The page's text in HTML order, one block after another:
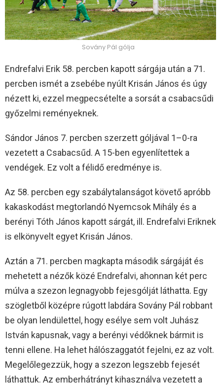
Sovány Pál gólja
Endrefalvi Erik 58. percben kapott sárgája után a 71.
percben ismét a zsebébe nyúlt Krisán János és úgy
nézett ki, ezzel megpecsételte a sorsát a csabacsűdi
győzelmi reményeknek.
Sándor János 7. percben szerzett góljával 1–0-ra
vezetett a Csabacsűd. A 15-ben egyenlítettek a
vendégek. Ez volt a félidő eredménye is.
Az 58. percben egy szabálytalanságot követő apróbb
kakaskodást megtorlandó Nyemcsok Mihály és a
berényi Tóth János kapott sárgát, ill. Endrefalvi Eriknek
is elkönyvelt egyet Krisán János.
Aztán a 71. percben magkapta második sárgáját és
mehetett a nézők közé Endrefalvi, ahonnan két perc
múlva a szezon legnagyobb fejesgólját láthatta. Egy
szögletből középre rúgott labdára Sovány Pál robbant
be olyan lendülettel, hogy esélye sem volt Juhász
István kapusnak, vagy a berényi védőknek bármit is
tenni ellene. Ha lehet hálószaggatót fejelni, ez az volt.
Megelőlegezzük, hogy a szezon legszebb fejesét
láthattuk. Az emberhátrányt kihasználva vezetett a